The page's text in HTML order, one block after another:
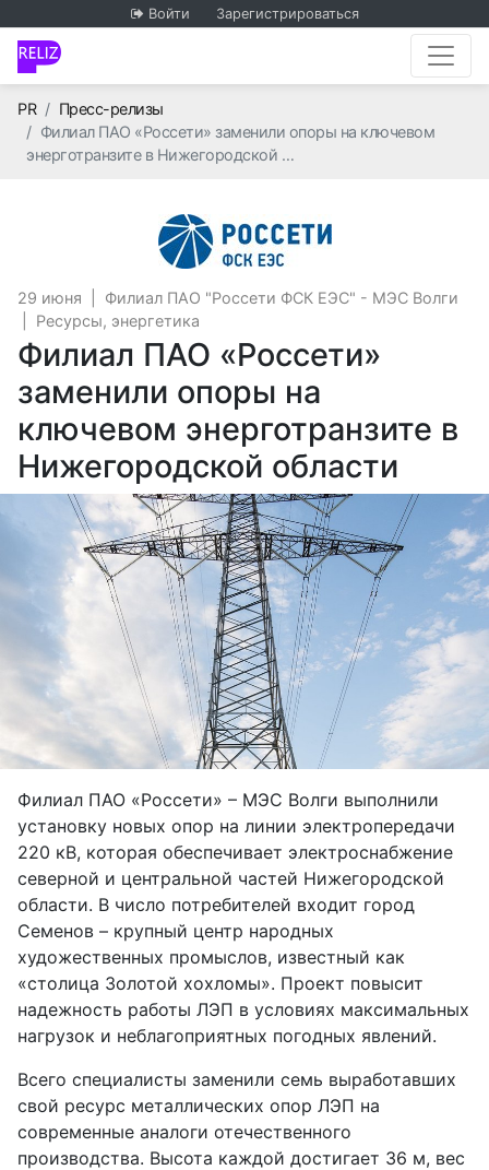
Войти Зарегистрироваться
PRГлавная
Пресс-релизы
Филиал ПАО «Россети» заменили опоры на ключевом
энерготранзите в Нижегородской …
Филиал ПАО
29 июня
Филиал ПАО "Россети ФСК ЕЭС" - МЭС Волги
Ресурсы, энергетика
Филиал ПАО «Россети»
заменили опоры на
ключевом энерготранзите в
Нижегородской области
Филиал ПАО «Россети» – МЭС Волги выполнили
установку новых опор на линии электропередачи
220 кВ, которая обеспечивает электроснабжение
северной и центральной частей Нижегородской
области. В число потребителей входит город
Семенов – крупный центр народных
художественных промыслов, известный как
«столица Золотой хохломы». Проект повыcит
надежность работы ЛЭП в условиях максимальных
нагрузок и неблагоприятных погодных явлений.
Всего специалисты заменили семь выработавших
свой ресурс металлических опор ЛЭП на
современные аналоги отечественного
производства. Высота каждой достигает 36 м, вес